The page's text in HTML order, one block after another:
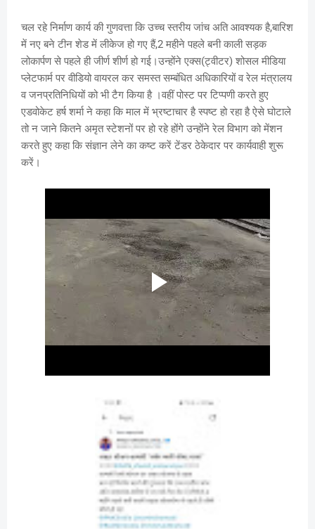
चल रहे निर्माण कार्य की गुणवत्ता कि उच्च स्तरीय जांच अति आवश्यक है,बारिश
में नए बने टीन शेड में लीकेज हो गए हैं,2 महीने पहले बनी काली सड़क
लोकार्पण से पहले ही जीर्ण शीर्ण हो गई।उन्होंने एक्स(ट्वीटर) शोसल मीडिया
प्लेटफार्म पर वीडियो वायरल कर समस्त सम्बंधित अधिकारियों व रेल मंत्रालय
व जनप्रतिनिधियों को भी टैग किया है ।वहीं पोस्ट पर टिप्पणी करते हुए
एडवोकेट हर्ष शर्मा ने कहा कि माल में भ्रष्टाचार है स्पष्ट हो रहा है ऐसे घोटाले
तो न जाने कितने अमृत स्टेशनों पर हो रहे होंगे उन्होंने रेल विभाग को मेंशन
करते हुए कहा कि संज्ञान लेने का कष्ट करें टेंडर ठेकेदार पर कार्यवाही शुरू
करें।